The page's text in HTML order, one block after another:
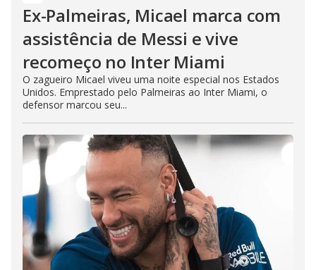
Ex-Palmeiras, Micael marca com
assistência de Messi e vive
recomeço no Inter Miami
O zagueiro Micael viveu uma noite especial nos Estados
Unidos. Emprestado pelo Palmeiras ao Inter Miami, o
defensor marcou seu...